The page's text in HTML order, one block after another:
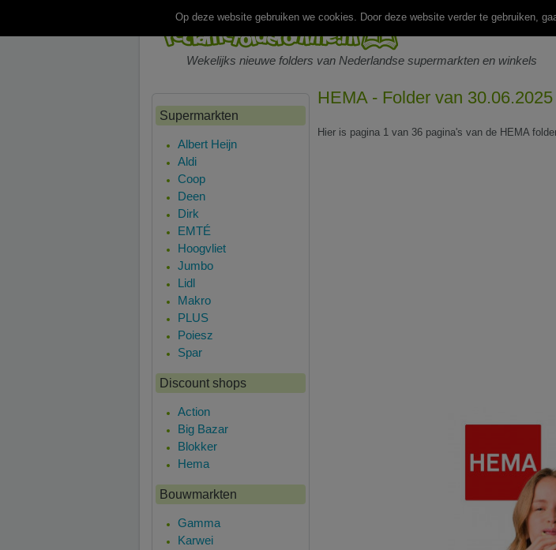
Wekelijks nieuwe folders van Nederlandse supermarkten en winkels
HEMA - Folder van
Hier is pagina 1 van 36 pagina's van de HEMA
Supermarkten
Albert Heijn
Aldi
Coop
Deen
Dirk
EMTÉ
Hoogvliet
Jumbo
Lidl
Makro
PLUS
Poiesz
Spar
Discount shops
Action
Big Bazar
Blokker
Hema
Bouwmarkten
Gamma
Karwei
Op deze website gebruiken we cookies. Door deze website verder te gebruiken,